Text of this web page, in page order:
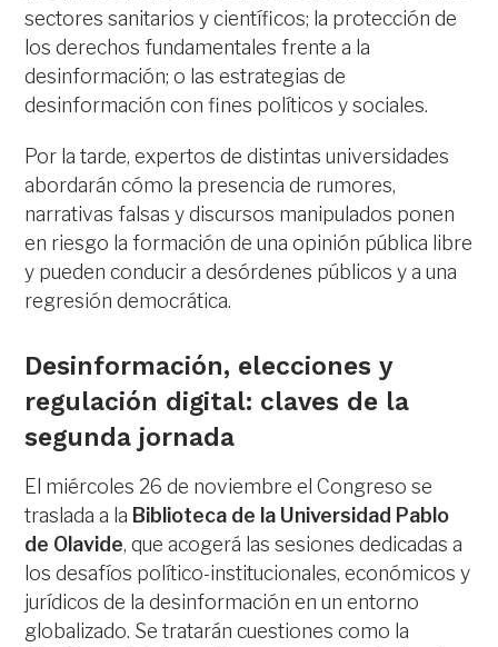
sectores sanitarios y científicos; la protección de
los derechos fundamentales frente a la
desinformación; o las estrategias de
desinformación con fines políticos y sociales.
Por la tarde, expertos de distintas universidades
abordarán cómo la presencia de rumores,
narrativas falsas y discursos manipulados ponen
en riesgo la formación de una opinión pública libre
y pueden conducir a desórdenes públicos y a una
regresión democrática.
Desinformación, elecciones y
regulación digital: claves de la
segunda jornada
El miércoles 26 de noviembre el Congreso se
traslada a la Biblioteca de la Universidad Pablo
de Olavide, que acogerá las sesiones dedicadas a
los desafíos político-institucionales, económicos y
jurídicos de la desinformación en un entorno
globalizado. Se tratarán cuestiones como la